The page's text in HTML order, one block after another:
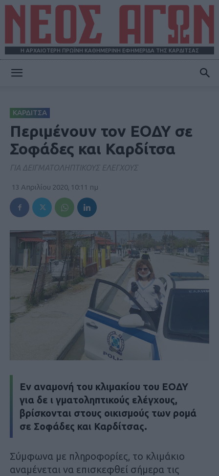
Η ΑΡΧΑΙΟΤΕΡΗ ΠΡΩΪΝΗ ΚΑΘΗΜΕΡΙΝΗ ΕΦΗΜΕΡΙΔΑ ΤΗΣ ΚΑΡΔΙΤΣΑΣ
ΚΑΡΔΙΤΣΑ
Περιμένουν τον ΕΟΔΥ σε
Σοφάδες και Καρδίτσα
ΓΙΑ ΔΕΙΓΜΑΤΟΛΗΠΤΙΚΟΥΣ ΕΛΕΓΧΟΥΣ
13 Απριλίου 2020, 10:11 πμ
Εν αναμονή του κλιμακίου του ΕΟΔΥ
για δε ι γματοληπτικούς ελέγχους,
βρίσκονται στους οικισμούς των ρομά
σε Σοφάδες και Καρδίτσας.
Σύμφωνα με πληροφορίες, το κλιμάκιο
αναμένεται να επισκεφθεί σήμερα τις